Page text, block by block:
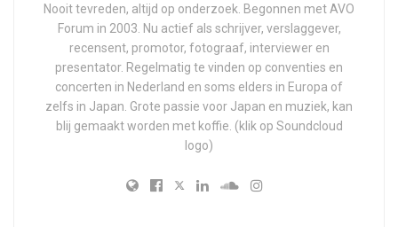
Nooit tevreden, altijd op onderzoek. Begonnen met AVO
Forum in 2003. Nu actief als schrijver, verslaggever,
recensent, promotor, fotograaf, interviewer en
presentator. Regelmatig te vinden op conventies en
concerten in Nederland en soms elders in Europa of
zelfs in Japan. Grote passie voor Japan en muziek, kan
blij gemaakt worden met koffie. (klik op Soundcloud
logo)